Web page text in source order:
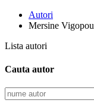
Autori
Mersine
Lista autori
Cauta autor